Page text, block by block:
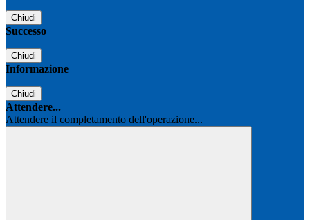
Chiudi
Successo
Chiudi
Informazione
Chiudi
Attendere...
Attendere il completamento dell'operazione...